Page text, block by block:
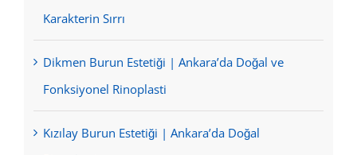
Karakterin Sırrı
Dikmen Burun Estetiği | Ankara’da Doğal ve
Fonksiyonel Rinoplasti
Kızılay Burun Estetiği | Ankara’da Doğal